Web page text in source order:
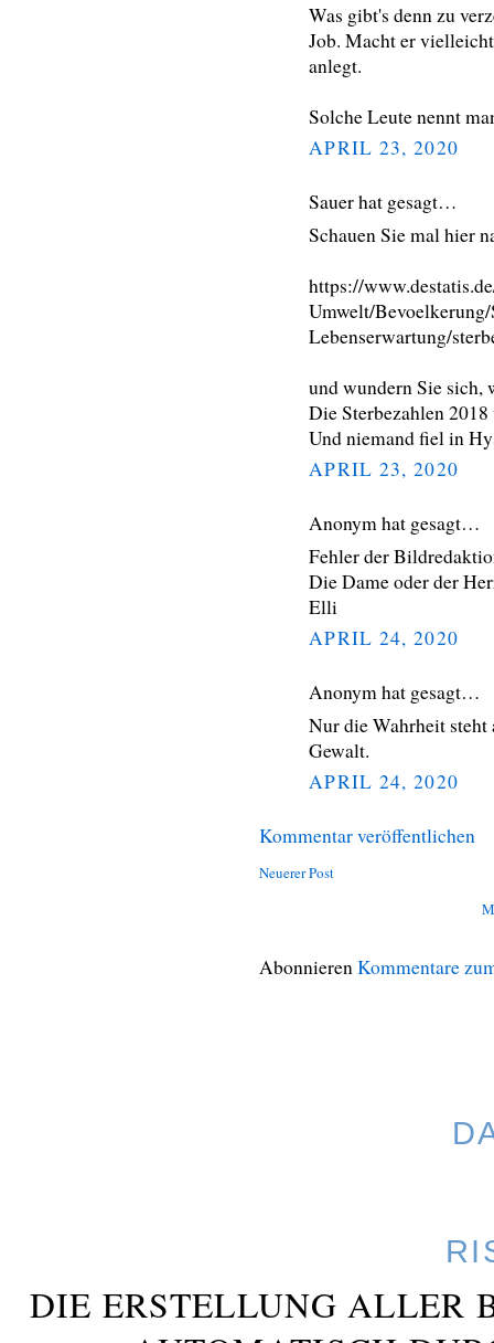
Was gibt's denn zu
Job. Macht er
anlegt.
Solche Leute nennt
APRIL 23, 2020
Sauer hat gesagt…
Schauen Sie mal hier
https://
Umwelt/
Lebenserwartung/
und wundern Sie
Die Sterbezahlen
Und niemand fiel in
APRIL 23, 2020
Anonym hat gesagt…
Fehler der
Die Dame oder der
Elli
APRIL 24, 2020
Anonym hat gesagt…
Nur die Wahrheit
Gewalt.
APRIL 24, 2020
Kommentar veröffentlichen
Neuerer Post
AbonnierenKommentare
DIE ERSTELLUNG ALLER